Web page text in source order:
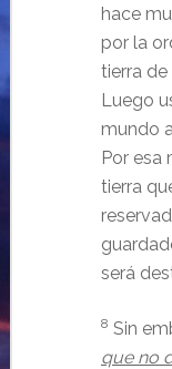
hace
por la
tierra
Luego
mundo
Por esa
tierra
será
8 Sin
que no